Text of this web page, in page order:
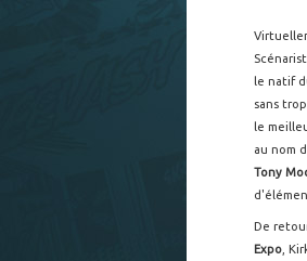
le natif
sans
le
au nom
Tony
De
Expo ,